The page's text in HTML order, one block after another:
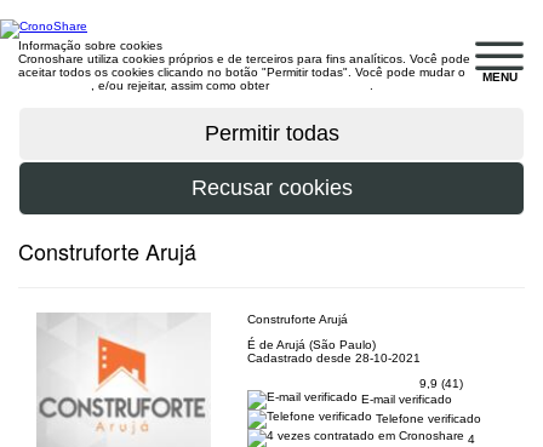
MENU
Informação sobre cookies
Cronoshare utiliza cookies próprios e de terceiros para fins analíticos. Você pode
aceitar todos os cookies clicando no botão "Permitir todas". Você pode mudar o
, e/ou rejeitar, assim como obter
Construforte Arujá
Construforte Arujá
É de Arujá (São Paulo)
Cadastrado desde 28-10-2021
9,9 (41)
E-mail verificado
Telefone verificado
4